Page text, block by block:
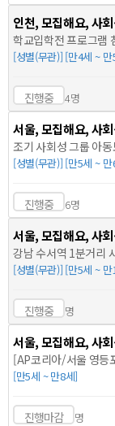
인천, 모집해요, 사
학교입학전 프로그램
[성별(무관)] [만4세 ~
진행중 4명
서울, 모집해요, 사
조기 사회성 그룹 아
[성별(무관)] [만5세 ~
진행중 6명
서울, 모집해요, 사
강남 수서역 1분거리
[성별(무관)] [만5세 ~
진행중 명
서울, 모집해요, 사
[AP코리아/서울 영등
[만5세 ~ 만8세]
진행마감 명